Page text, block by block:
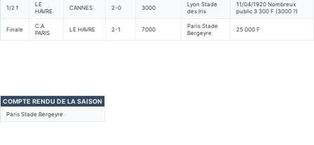
1/2 f
LE
HAVRE
CANNES 2-0 3000
Lyon Stade
des Iris
11/04/1920 Nombreux
public 3 300 F (3000 ?)
Finale
C.A
PARIS
LE HAVRE 2-1 7000
Paris Stade
Bergeyre
25 000 F
COMPTE RENDU DE LA SAISON
Paris Stade Bergeyre